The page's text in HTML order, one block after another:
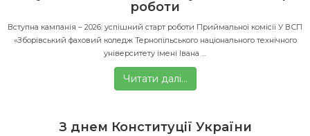
роботи
Вступна кампанія – 2026: успішний старт роботи Приймальної комісії У ВСП
«Зборівський фаховий коледж Тернопільського національного технічного
університету імені Івана …
Читати далі…
З днем Конституції України